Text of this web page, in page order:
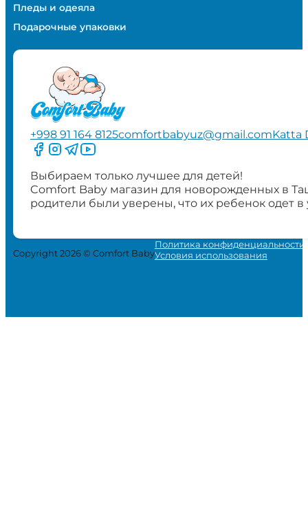
Пледы и одеяла
Подарочные упаковки
+998 91 164 8125comfortbabyuz@gmail.comKatta
Следите за нами на Facebook
Следите за нами в Instagram
Следите за нами в Telegram
Следите за нами в YouTube
Выбираем только лучшее для детей!
Comfort Baby магазин для новорожденных в
родители были уверены, что их ребенок одет
Copyright 2026 © Comfort Baby
Политика конфиденциальности
Условия использования